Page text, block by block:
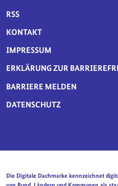
SERVICE-
RSS
KONTAKT
IMPRESSUM
ERKLÄRUNG ZUR
BARRIERE MELDEN
DATENSCHUTZ
Die Digitale Dachmarke kennzeichnet